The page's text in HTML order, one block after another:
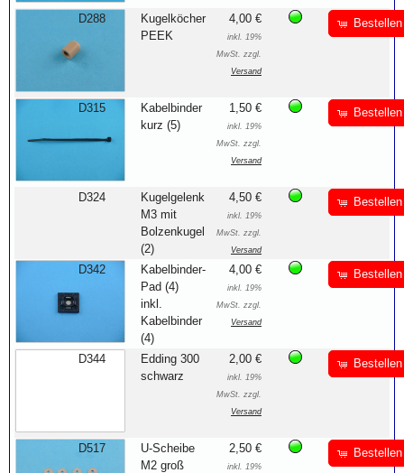
D288
Kugelköcher
PEEK
4,00 €
inkl. 19%
MwSt. zzgl.
Versand
Bestellen
D315
Kabelbinder
kurz (5)
1,50 €
inkl. 19%
MwSt. zzgl.
Versand
Bestellen
D324
Kugelgelenk
M3 mit
Bolzenkugel
(2)
4,50 €
inkl. 19%
MwSt. zzgl.
Versand
Bestellen
D342
Kabelbinder-
Pad (4)
inkl.
Kabelbinder
(4)
4,00 €
inkl. 19%
MwSt. zzgl.
Versand
Bestellen
D344
Edding 300
schwarz
2,00 €
inkl. 19%
MwSt. zzgl.
Versand
Bestellen
D517
U-Scheibe
M2 groß
2,50 €
inkl. 19%
Bestellen